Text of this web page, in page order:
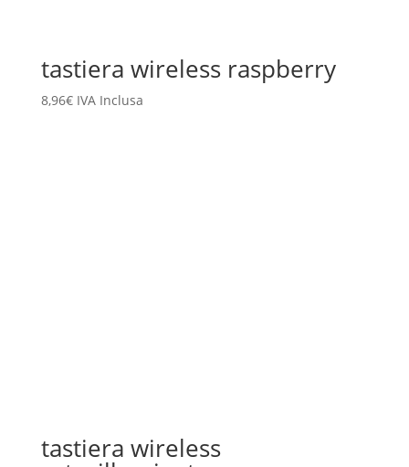
tastiera wireless raspberry
8,96€ IVA Inclusa
tastiera wireless